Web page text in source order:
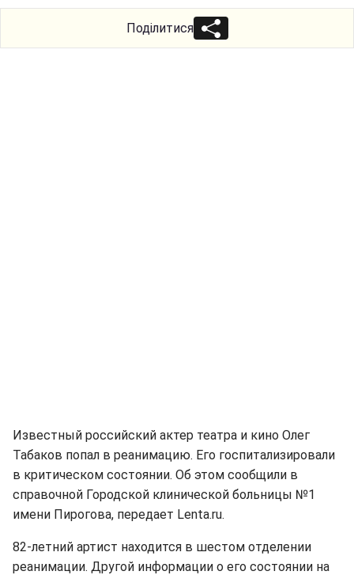
Поділитися
Известный российский актер театра и кино Олег
Табаков попал в реанимацию. Его госпитализировали
в критическом состоянии. Об этом сообщили в
справочной Городской клинической больницы №1
имени Пирогова, передает Lenta.ru.
82-летний артист находится в шестом отделении
реанимации. Другой информации о его состоянии на